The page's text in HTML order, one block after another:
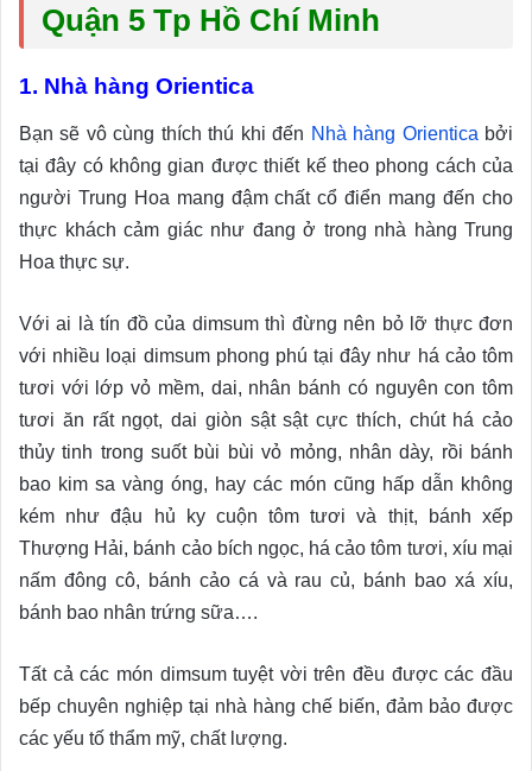
Quận 5 Tp Hồ Chí Minh
1. Nhà hàng Orientica
Bạn sẽ vô cùng thích thú khi đến Nhà hàng Orientica bởi
tại đây có không gian được thiết kế theo phong cách của
người Trung Hoa mang đậm chất cổ điển mang đến cho
thực khách cảm giác như đang ở trong nhà hàng Trung
Hoa thực sự.
Với ai là tín đồ của dimsum thì đừng nên bỏ lỡ thực đơn
với nhiều loại dimsum phong phú tại đây như há cảo tôm
tươi với lớp vỏ mềm, dai, nhân bánh có nguyên con tôm
tươi ăn rất ngọt, dai giòn sật sật cực thích, chút há cảo
thủy tinh trong suốt bùi bùi vỏ mỏng, nhân dày, rồi bánh
bao kim sa vàng óng, hay các món cũng hấp dẫn không
kém như đậu hủ ky cuộn tôm tươi và thịt, bánh xếp
Thượng Hải, bánh cảo bích ngọc, há cảo tôm tươi, xíu mại
nấm đông cô, bánh cảo cá và rau củ, bánh bao xá xíu,
bánh bao nhân trứng sữa….
Tất cả các món dimsum tuyệt vời trên đều được các đầu
bếp chuyên nghiệp tại nhà hàng chế biến, đảm bảo được
các yếu tố thẩm mỹ, chất lượng.